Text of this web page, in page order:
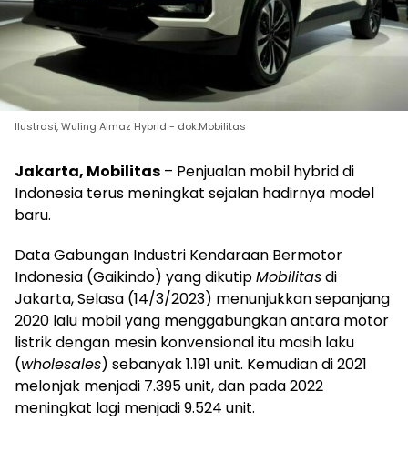
Ilustrasi, Wuling Almaz Hybrid - dok.Mobilitas
Jakarta, Mobilitas – Penjualan mobil hybrid di
Indonesia terus meningkat sejalan hadirnya model
baru.
Data Gabungan Industri Kendaraan Bermotor
Indonesia (Gaikindo) yang dikutipMobilitasdi
Jakarta, Selasa (14/3/2023) menunjukkan sepanjang
2020 lalu mobil yang menggabungkan antara motor
listrik dengan mesin konvensional itu masih laku
(wholesales) sebanyak 1.191 unit. Kemudian di 2021
melonjak menjadi 7.395 unit, dan pada 2022
meningkat lagi menjadi 9.524 unit.